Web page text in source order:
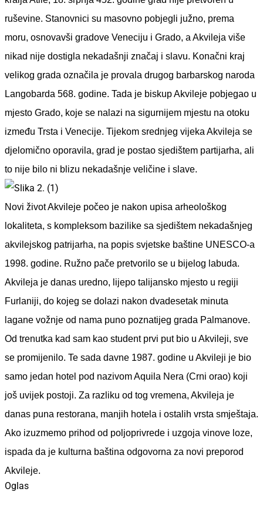
ruševine. Stanovnici su masovno pobjegli južno, prema
moru, osnovavši gradove Veneciju i Grado, a Akvileja više
nikad nije dostigla nekadašnji značaj i slavu. Konačni kraj
velikog grada označila je provala drugog barbarskog naroda
Langobarda 568. godine. Tada je biskup Akvileje pobjegao u
mjesto Grado, koje se nalazi na sigurnijem mjestu na otoku
između Trsta i Venecije. Tijekom srednjeg vijeka Akvileja se
djelomično oporavila, grad je postao sjedištem partijarha, ali
to nije bilo ni blizu nekadašnje veličine i slave.
Novi život Akvileje počeo je nakon upisa arheološkog
lokaliteta, s kompleksom bazilike sa sjedištem nekadašnjeg
akvilejskog patrijarha, na popis svjetske baštine UNESCO-a
1998. godine. Ružno pače pretvorilo se u bijelog labuda.
Akvileja je danas uredno, lijepo talijansko mjesto u regiji
Furlaniji, do kojeg se dolazi nakon dvadesetak minuta
lagane vožnje od nama puno poznatijeg grada Palmanove.
Od trenutka kad sam kao student prvi put bio u Akvileji, sve
se promijenilo. Te sada davne 1987. godine u Akvileji je bio
samo jedan hotel pod nazivom Aquila Nera (Crni orao) koji
još uvijek postoji. Za razliku od tog vremena, Akvileja je
danas puna restorana, manjih hotela i ostalih vrsta smještaja.
Ako izuzmemo prihod od poljoprivrede i uzgoja vinove loze,
ispada da je kulturna baština odgovorna za novi preporod
Akvileje.
Oglas